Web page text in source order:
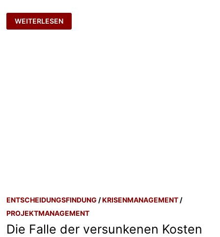
WENN
DU
NICHT
WEITERLESEN
ENTSCHEIDUNGSFINDUNG /KRISENMANAGEMENT /
PROJEKTMANAGEMENT
Die Falle der versunkenen Kosten